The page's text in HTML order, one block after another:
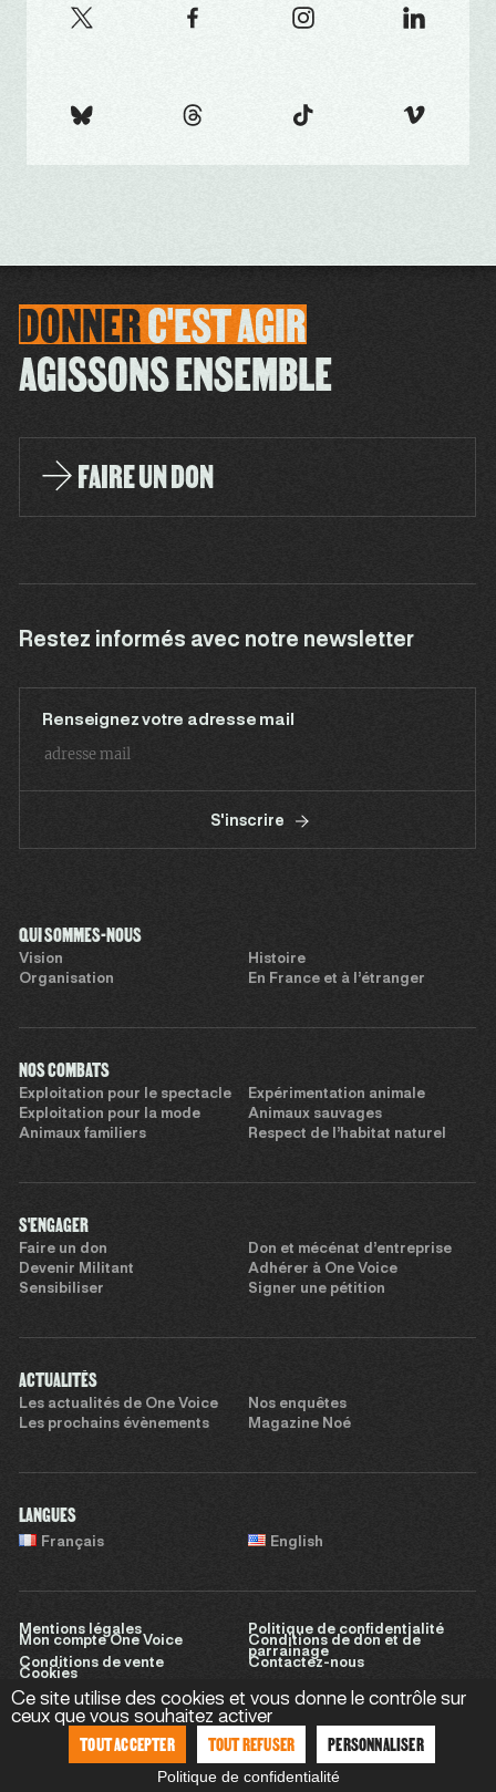
DONNERC'ESTAGIR
AGISSONS ENSEMBLE
FAIRE UN DON
Restez informés avec notre newsletter
Renseignez votre adresse mail
S'inscrire
QUI SOMMES-NOUS
Vision
Histoire
Organisation
En France et à l’étranger
NOS COMBATS
Exploitation pour le spectacle
Expérimentation animale
Exploitation pour la mode
Animaux sauvages
Animaux familiers
Respect de l’habitat naturel
S'ENGAGER
Faire un don
Don et mécénat d’entreprise
Devenir Militant
Adhérer à One Voice
Sensibiliser
Signer une pétition
ACTUALITÉS
Les actualités de One Voice
Nos enquêtes
Les prochains évènements
Magazine Noé
LANGUES
Français English
Mentions légales
Politique de confidentialité
Mon compte One Voice
Conditions de don et de
parrainage
Conditions de vente
Contactez-nous
Cookies
Site réalisé parSweet Punk
Ce site utilise des cookies et vous donne le contrôle sur
ceux que vous souhaitez activer
TOUT ACCEPTER TOUT REFUSER PERSONNALISER
Politique de confidentialité